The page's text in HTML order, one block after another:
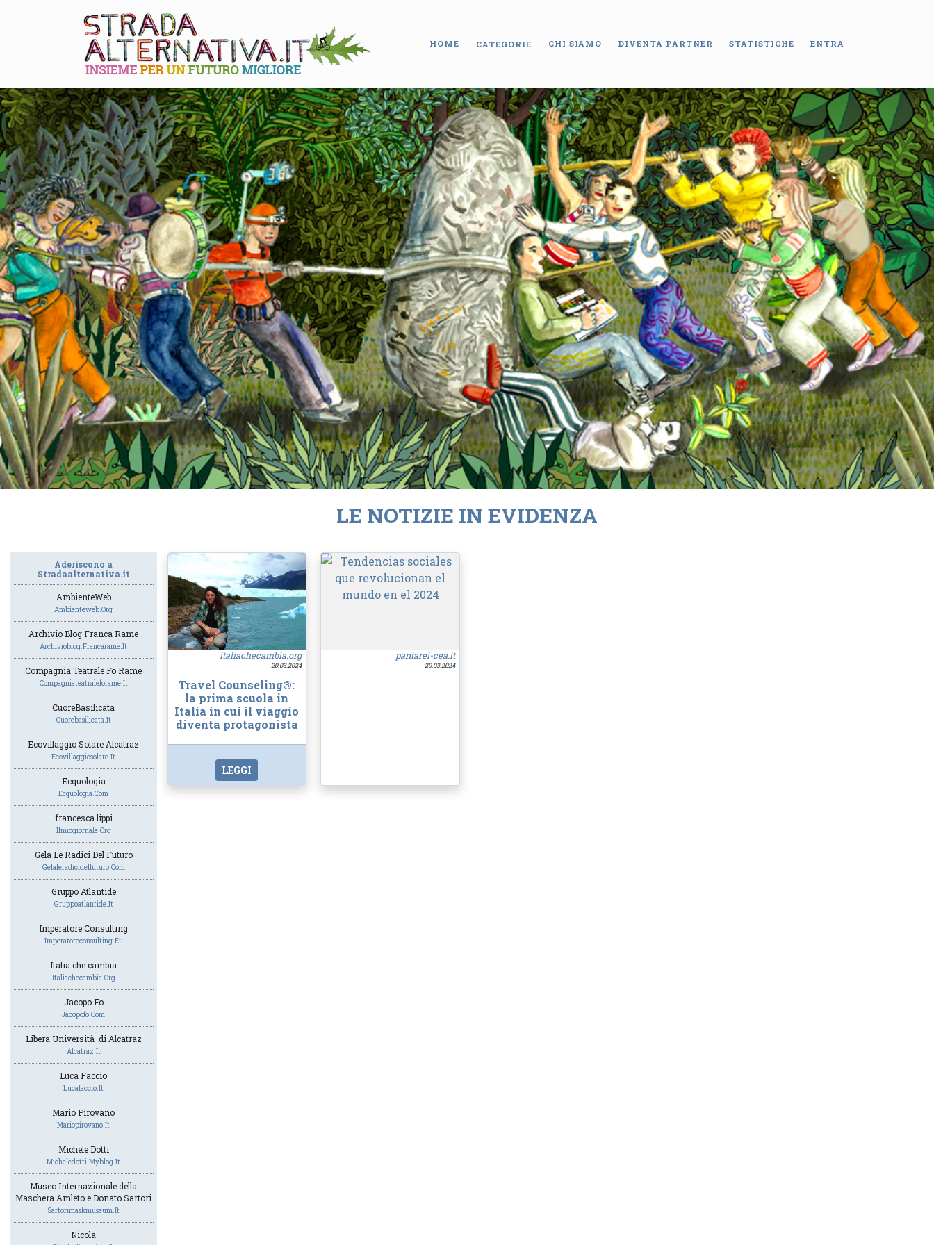
HOME CATEGORIE CHI SIAMO DIVENTA PARTNER STATISTICHE ENTRA
Aderiscono a
Stradaalternativa.it
AmbienteWeb
Ambienteweb.org
Archivio Blog Franca Rame
Archivioblog.francarame.it
Compagnia Teatrale Fo Rame
Compagniateatraleforame.it
CuoreBasilicata
Cuorebasilicata.it
Ecovillaggio Solare Alcatraz
Ecovillaggiosolare.it
Ecquologia
Ecquologia.com
francesca lippi
Ilmiogiornale.org
Gela Le Radici Del Futuro
Gelaleradicidelfuturo.com
Gruppo Atlantide
Gruppoatlantide.it
Imperatore Consulting
Imperatoreconsulting.eu
Italia che cambia
Italiachecambia.org
Jacopo Fo
Jacopofo.com
Libera Università di Alcatraz
Alcatraz.it
Luca Faccio
Lucafaccio.it
Mario Pirovano
Mariopirovano.it
Michele Dotti
Micheledotti.myblog.it
Museo Internazionale della
Maschera Amleto e Donato Sartori
Sartorimaskmuseum.it
Nicola
LE NOTIZIE IN EVIDENZA
italiachecambia.org
20.03.2024
Travel Counseling®:
la prima scuola in
Italia in cui il viaggio
diventa protagonista
LEGGI
pantarei-cea.it
20.03.2024